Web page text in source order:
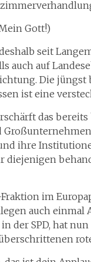
Gott!)
seit
auch auf
Die
ist eine
das
ihre
diejenigen
im
auch
der SPD, hat